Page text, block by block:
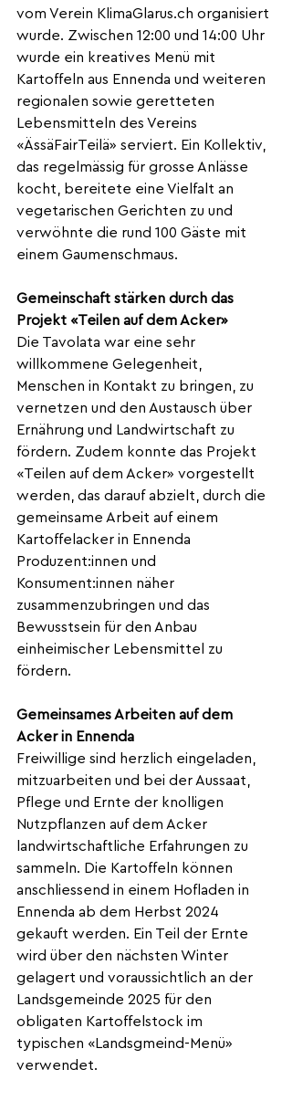
vom Verein KlimaGlarus.ch organisiert
wurde. Zwischen 12:00 und 14:00 Uhr
wurde ein kreatives Menü mit
Kartoffeln aus Ennenda und weiteren
regionalen sowie geretteten
Lebensmitteln des Vereins
«ÄssäFairTeilä» serviert. Ein Kollektiv,
das regelmässig für grosse Anlässe
kocht, bereitete eine Vielfalt an
vegetarischen Gerichten zu und
verwöhnte die rund 100 Gäste mit
einem Gaumenschmaus.
Gemeinschaft stärken durch das
Projekt «Teilen auf dem Acker»
Die Tavolata war eine sehr
willkommene Gelegenheit,
Menschen in Kontakt zu bringen, zu
vernetzen und den Austausch über
Ernährung und Landwirtschaft zu
fördern. Zudem konnte das Projekt
«Teilen auf dem Acker» vorgestellt
werden, das darauf abzielt, durch die
gemeinsame Arbeit auf einem
Kartoffelacker in Ennenda
Produzent:innen und
Konsument:innen näher
zusammenzubringen und das
Bewusstsein für den Anbau
einheimischer Lebensmittel
zu
fördern.
Gemeinsames Arbeiten auf dem
Acker in Ennenda
Freiwillige sind herzlich eingeladen,
mitzuarbeiten und bei der Aussaat,
Pflege und Ernte der knolligen
Nutzpflanzen auf dem Acker
landwirtschaftliche Erfahrungen zu
sammeln. Die Kartoffeln können
anschliessend in einem Hofladen in
Ennenda ab dem Herbst 2024
gekauft werden. Ein Teil der Ernte
wird über den nächsten Winter
gelagert und voraussichtlich an der
Landsgemeinde 2025 für den
obligaten Kartoffelstock im
typischen «Landsgmeind-Menü»
verwendet.